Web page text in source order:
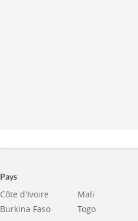
Pays
Côte d'Ivoire
Burkina Faso
Mali
Togo